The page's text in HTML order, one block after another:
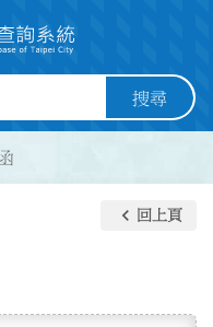
搜尋
keyboard_arrow_left 回上頁